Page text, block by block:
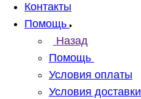
Контакты
Помощь
Назад
Помощь
Условия оплаты
Условия доставки